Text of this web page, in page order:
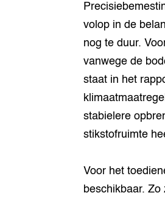
volop in de
nog te duur.
vanwege de
staat in het
stabielere
stikstofruimte
Voor het
beschikbaar.